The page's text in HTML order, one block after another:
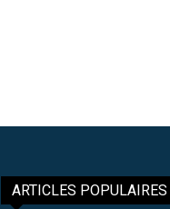
ARTICLES POPULAIRES